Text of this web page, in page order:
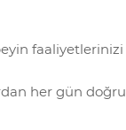
her gün